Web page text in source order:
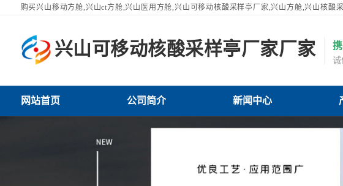
购买兴山移动方舱,兴山ct方舱,兴山医用方舱,兴山可移动核酸采样亭厂家,兴山方舱,兴山核酸
户的一致选择！
兴山可移动核酸采样亭厂家厂家
家网站首页
可移动核酸采样亭厂家厂家公司简介兴山可移动核酸采样亭厂家厂家新闻中心兴山可移动核酸采样亭厂家厂家
兴山